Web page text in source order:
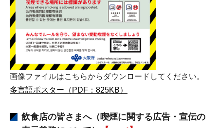
画像ファイルはこちらからダウンロードしてください。
多言語ポスター（PDF：825KB）
飲食店の皆さまへ（喫煙に関する広告・宣伝の